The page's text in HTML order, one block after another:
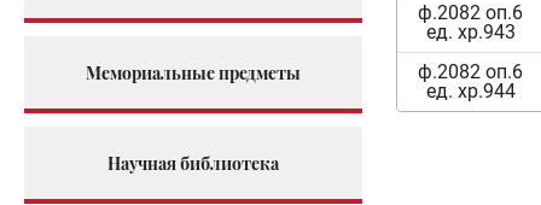
Мемориальные предметы
Научная библиотека
ф.2082 оп.6
ед. хр.943
ф.2082 оп.6
ед. хр.944